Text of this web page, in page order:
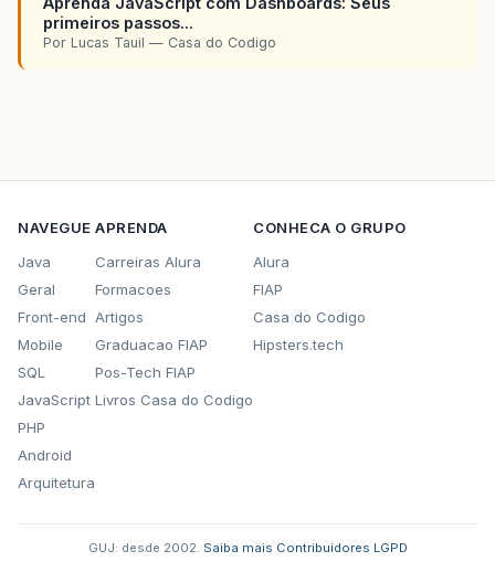
primeiros passos...
Por Lucas Tauil — Casa do Codigo
NAVEGUE
Java
Geral
Front-end
Mobile
SQL
JavaScript
PHP
Android
Arquitetura
APRENDA
Carreiras Alura
Formacoes
Artigos
Graduacao FIAP
Pos-Tech FIAP
Livros Casa do Codigo
CONHECA O GRUPO
Alura
FIAP
Casa do Codigo
Hipsters.tech
GUJ: desde 2002. Saiba mais Contribuidores LGPD